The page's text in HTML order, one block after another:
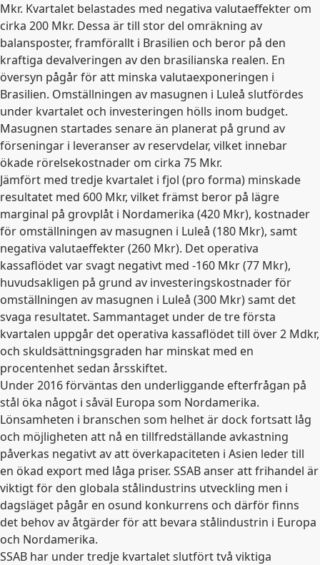
Mkr. Kvartalet belastades med negativa valutaeffekter om
cirka 200 Mkr. Dessa är till stor del omräkning av
balansposter, framförallt i Brasilien och beror på den
kraftiga devalveringen av den brasilianska realen. En
översyn pågår för att minska valutaexponeringen i
Brasilien. Omställningen av masugnen i Luleå slutfördes
under kvartalet och investeringen hölls inom budget.
Masugnen startades senare än planerat på grund av
förseningar i leveranser av reservdelar, vilket innebar
ökade rörelsekostnader om cirka 75 Mkr.
Jämfört med tredje kvartalet i fjol (pro forma) minskade
resultatet med 600 Mkr, vilket främst beror på lägre
marginal på grovplåt i Nordamerika (420 Mkr), kostnader
för omställningen av masugnen i Luleå (180 Mkr), samt
negativa valutaeffekter (260 Mkr). Det operativa
kassaflödet var svagt negativt med -160 Mkr (77 Mkr),
huvudsakligen på grund av investeringskostnader för
omställningen av masugnen i Luleå (300 Mkr) samt det
svaga resultatet. Sammantaget under de tre första
kvartalen uppgår det operativa kassaflödet till över 2 Mdkr,
och skuldsättningsgraden har minskat med en
procentenhet sedan årsskiftet.
Under 2016 förväntas den underliggande efterfrågan på
stål öka något i såväl Europa som Nordamerika.
Lönsamheten i branschen som helhet är dock fortsatt låg
och möjligheten att nå en tillfredställande avkastning
påverkas negativt av att överkapaciteten i Asien leder till
en ökad export med låga priser. SSAB anser att frihandel är
viktigt för den globala stålindustrins utveckling men i
dagsläget pågår en osund konkurrens och därför finns
det behov av åtgärder för att bevara stålindustrin i Europa
och Nordamerika.
SSAB har under tredje kvartalet slutfört två viktiga